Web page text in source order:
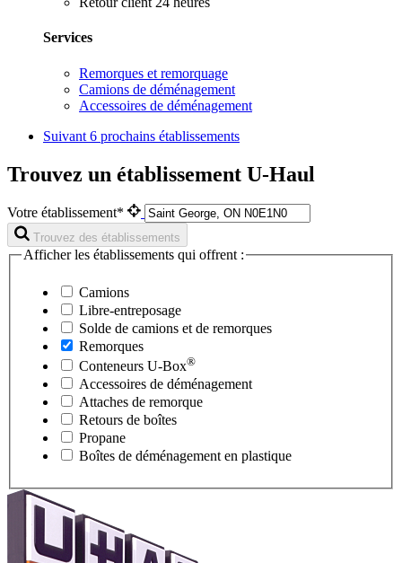
Services
Remorques et remorquage
Camions de déménagement
Accessoires de déménagement
Suivant 6 prochains établissements
Trouvez un établissement U-Haul
Votre établissement*
Trouvez des établissements
Afficher les établissements qui offrent :
Camions
Libre-entreposage
Solde de camions et de remorques
Remorques
Conteneurs U-Box®
Accessoires de déménagement
Attaches de remorque
Retours de boîtes
Propane
Boîtes de déménagement en plastique